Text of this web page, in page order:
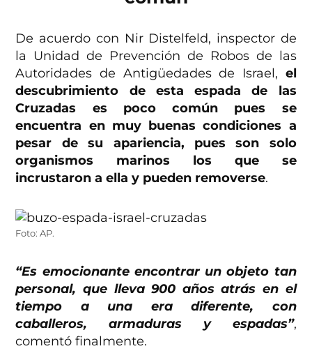
De acuerdo con Nir Distelfeld, inspector de
la Unidad de Prevención de Robos de las
Autoridades de Antigüedades de Israel, el
descubrimiento de esta espada de las
Cruzadas es poco común pues se
encuentra en muy buenas condiciones a
pesar de su apariencia, pues son solo
organismos marinos los que se
incrustaron a ella y pueden removerse.
Foto: AP.
“Es emocionante encontrar un objeto tan
personal, que lleva 900 años atrás en el
tiempo a una era diferente, con
caballeros, armaduras y espadas”,
comentó finalmente.